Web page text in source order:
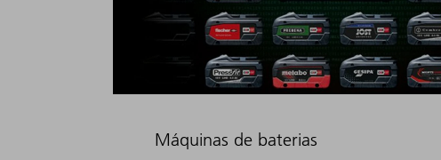
Máquinas de baterias